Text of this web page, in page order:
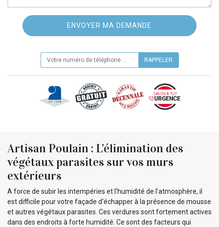
Artisan Poulain : L’élimination des
végétaux parasites sur vos murs
extérieurs
A force de subir les intempéries et l’humidité de l’atmosphère, il
est difficile pour votre façade d'échapper à la présence de mousse
et autres végétaux parasites. Ces verdures sont fortement actives
dans des endroits à forte humidité. Ce sont des facteurs qui